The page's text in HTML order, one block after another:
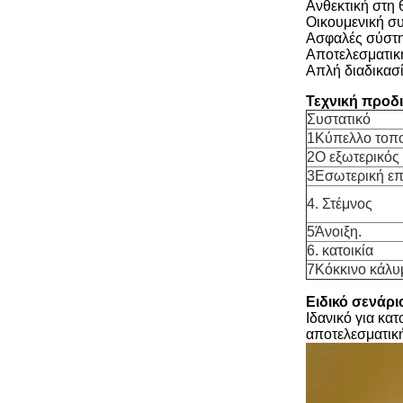
Ανθεκτική στη
Οικουμενική
Ασφαλές
Απλή
Τεχνική
Συστατικό
1Κύπελλο
2Ο
3Εσωτερική
4. Στέμνος
5Άνοιξη.
6. κατοικία
7Κόκκινο
Ειδικό
Ιδανικό για